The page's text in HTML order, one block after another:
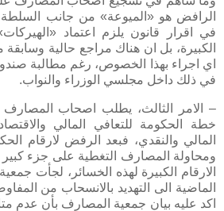
الرافض هو «الميوعة» من جانب السلطة
في اقرار قانون يلزم اعتماد
الكبيرة، بل ان هناك مراجع حالية
اي اجراء بهذا الخصوص، رغم مطالبة
في ذلك داخل مجلسي الوزراء والنواب.
– الامر الثالث، يطلب اصحاب
خطة الحكومة للتعافي المالي
المالي والنقدي، فبعد الرفض لارقام
ومحاولة المصارف التغطية على جزء كبير
الارقام الكبيرة لهذه الخسائر، لجأت
الماضية الى التهديد بالانسحاب من
اكد عليه بيان جمعية المصارف بأن عدم